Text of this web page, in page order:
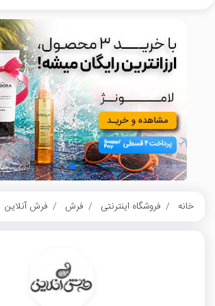
خانه فروشگاه اینترنتی فرش فرش آنلاین